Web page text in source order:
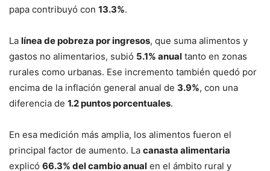
papa contribuyó con 13.3%.
La línea de pobreza por ingresos, que suma alimentos y
gastos no alimentarios, subió 5.1% anual tanto en zonas
rurales como urbanas. Ese incremento también quedó por
encima de la inflación general anual de 3.9%, con una
diferencia de 1.2 puntos porcentuales.
En esa medición más amplia, los alimentos fueron el
principal factor de aumento. La canasta alimentaria
explicó 66.3% del cambio anual en el ámbito rural y